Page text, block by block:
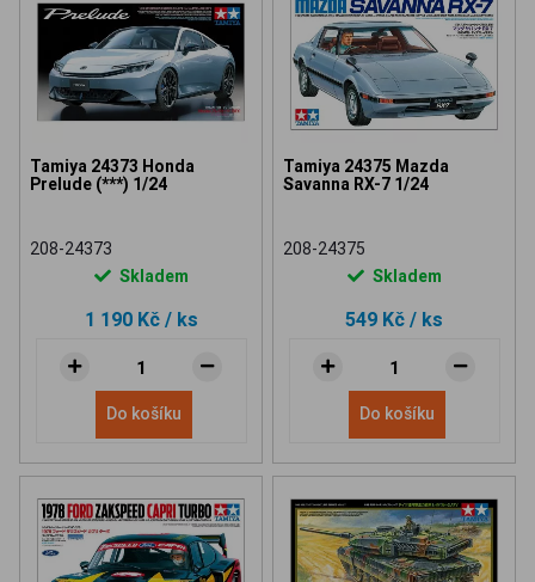
Tamiya 24373 Honda
Prelude (***) 1/24
208-24373
Skladem
1 190 Kč / ks
Do košíku
Tamiya 24375 Mazda
Savanna RX-7 1/24
208-24375
Skladem
549 Kč / ks
Do košíku